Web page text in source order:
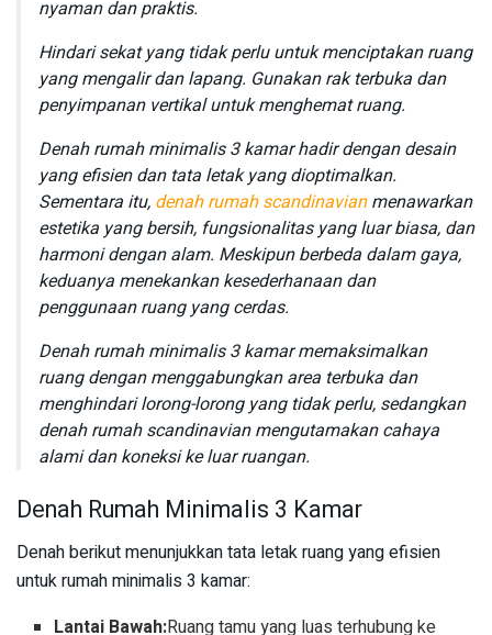
nyaman dan praktis.
Hindari sekat yang tidak perlu untuk menciptakan ruang
yang mengalir dan lapang. Gunakan rak terbuka dan
penyimpanan vertikal untuk menghemat ruang.
Denah rumah minimalis 3 kamar hadir dengan desain
yang efisien dan tata letak yang dioptimalkan.
Sementara itu, denah rumah scandinavianmenawarkan
estetika yang bersih, fungsionalitas yang luar biasa, dan
harmoni dengan alam. Meskipun berbeda dalam gaya,
keduanya menekankan kesederhanaan dan
penggunaan ruang yang cerdas.
Denah rumah minimalis 3 kamar memaksimalkan
ruang dengan menggabungkan area terbuka dan
menghindari lorong-lorong yang tidak perlu, sedangkan
denah rumah scandinavian mengutamakan cahaya
alami dan koneksi ke luar ruangan.
Denah Rumah Minimalis 3 Kamar
Denah berikut menunjukkan tata letak ruang yang efisien
untuk rumah minimalis 3 kamar:
Lantai Bawah:Ruang tamu yang luas terhubung ke